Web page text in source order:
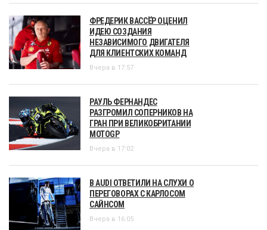
ФРЕДЕРИК ВАССЁР ОЦЕНИЛ
ИДЕЮ СОЗДАНИЯ
НЕЗАВИСИМОГО ДВИГАТЕЛЯ
ДЛЯ КЛИЕНТСКИХ КОМАНД
Вчера в 17:57
РАУЛЬ ФЕРНАНДЕС
РАЗГРОМИЛ СОПЕРНИКОВ НА
ГРАН ПРИ ВЕЛИКОБРИТАНИИ
MOTOGP
Вчера в 17:02
В AUDI ОТВЕТИЛИ НА СЛУХИ О
ПЕРЕГОВОРАХ С КАРЛОСОМ
САЙНСОМ
Вчера в 16:05